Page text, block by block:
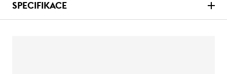
SPECIFIKACE